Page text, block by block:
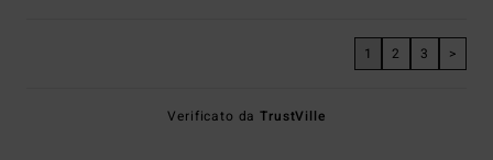
1 2 3 >
Verificato daTrustVille